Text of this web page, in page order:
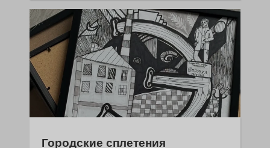
Городские сплетения